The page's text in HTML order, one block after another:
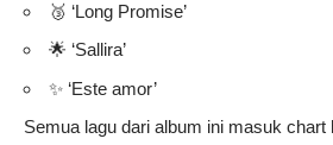
🥉 ‘Long Promise’
🌟 ‘Sallira’
✨ ‘Este amor’
Semua lagu dari album ini masuk chart